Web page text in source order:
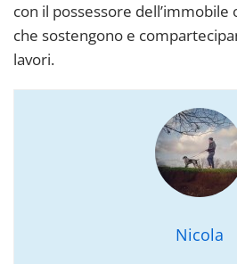
con il possessore
che sostengono e
lavori.
Nicola